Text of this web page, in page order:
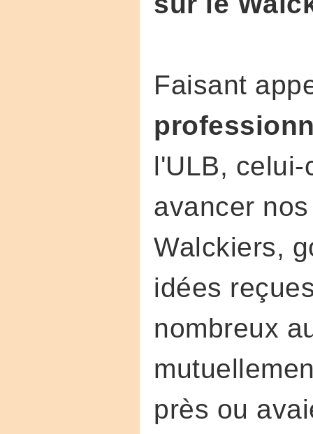
Faisant
l'ULB,
avancer
Walckiers,
idées
nombreux
près ou